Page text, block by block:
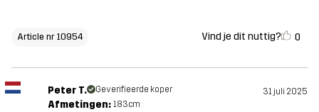
Article nr 10954 Vind je dit nuttig? 0
Peter T. Geverifieerde koper 31 juli 2025
Afmetingen: 183cm